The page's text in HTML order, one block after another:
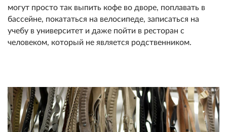
могут просто так выпить кофе во дворе, поплавать в
бассейне, покататься на велосипеде, записаться на
учебу в университет и даже пойти в ресторан с
человеком, который не является родственником.